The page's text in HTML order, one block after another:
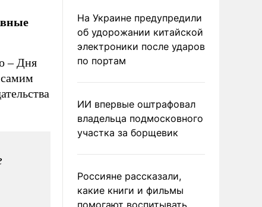
– Дня
На Украине предупредили
об удорожании китайской
электроники после ударов
по портам
ИИ впервые оштрафовал
владельца подмосковного
участка за борщевик
Россияне рассказали,
какие книги и фильмы
помогают воспитывать